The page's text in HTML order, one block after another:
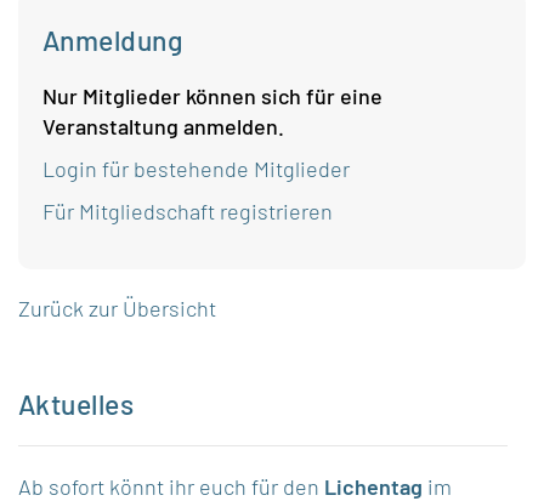
Anmeldung
Nur Mitglieder können sich für eine
Veranstaltung anmelden.
Login für bestehende Mitglieder
Für Mitgliedschaft registrieren
Zurück zur Übersicht
Aktuelles
Ab sofort könnt ihr euch für den Lichentag im